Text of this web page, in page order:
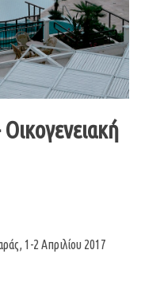
1-2 Απριλίου 2017